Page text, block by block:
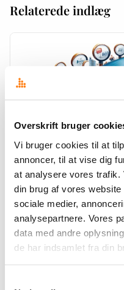
Overskrift bruger
Vi bruger cookies til at
annoncer, til at vise dig
at analysere vores trafik.
din brug af vores
sociale medier,
analysepartnere. Vores
data med andre
de har indsamlet fra din
Relaterede indlæg
TRENDS
Lokal
virksomheder
Det kan have stor værdi for
supplere med lokale